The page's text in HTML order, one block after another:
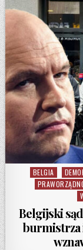
Posted in
BELGIA
Belgijski
burmistrza